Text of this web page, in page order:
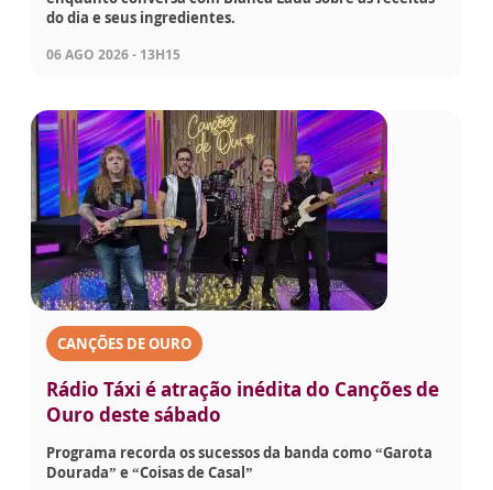
do dia e seus ingredientes.
06 AGO 2026 - 13H15
CANÇÕES DE OURO
Rádio Táxi é atração inédita do Canções de
Ouro deste sábado
Programa recorda os sucessos da banda como “Garota
Dourada” e “Coisas de Casal”